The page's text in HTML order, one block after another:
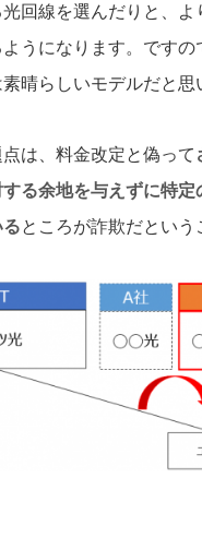
回線を選んだりと、よ
うになります。ですの
晴らしいモデルだと思
は、料金改定と偽って
る余地を与えずに特定
ところが詐欺だという